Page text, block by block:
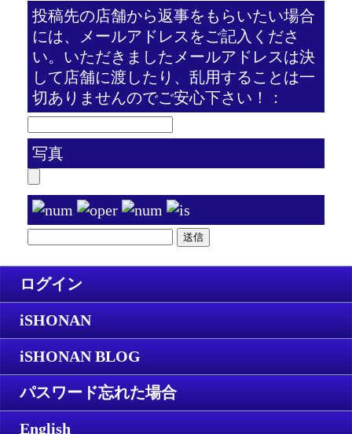
投稿先の店舗から返事をもらいたい場合
には、メールアドレスをご記入くださ
い。いただきましたメールアドレスは決
して店舗に渡したり、乱用することは一
切ありませんのでご安心下さい！：
写真
ログイン
iSHONAN
iSHONAN BLOG
パスワード忘れた場合
English